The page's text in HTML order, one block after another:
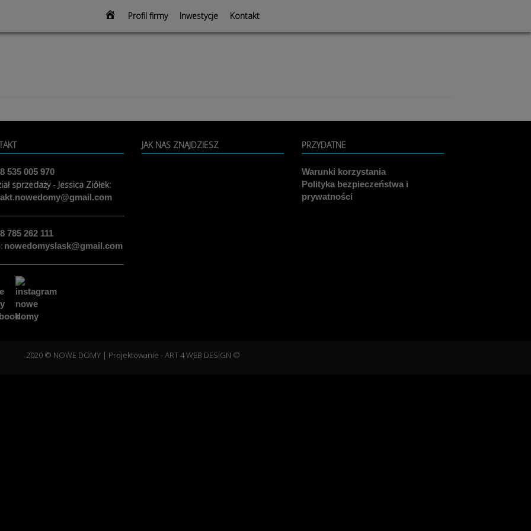
Strona
Profil firmy Inwestycje Kontakt
535 005 970
sprzedaży - Jessica Ziółek:
785 262 111
nowedomyslask@gmail.com
JAK NAS ZNAJDZIESZ PRZYDATNE
Warunki korzystania
Polityka bezpieczeństwa i
prywatności
2020 © NOWE DOMY | Projektowanie -ART 4 WEB DESIGN ©